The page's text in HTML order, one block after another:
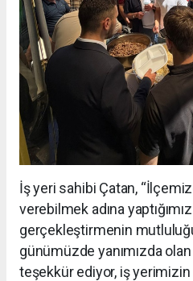
İş yeri sahibi Çatan,
verebilmek adına
gerçekleştirmenin
günümüzde yanımızda
teşekkür ediyor, iş yerimizin